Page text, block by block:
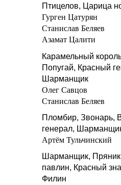
Птицелов, Царица
Гурген Цатурян
Станислав Беляев
Азамат Цалити
Карамельный
Попугай, Красный
Шарманщик
Олег Савцов
Станислав Беляев
Пломбир, Звонарь,
генерал,
Артём Тульчинский
Шарманщик,
павлин, Красный
Филин